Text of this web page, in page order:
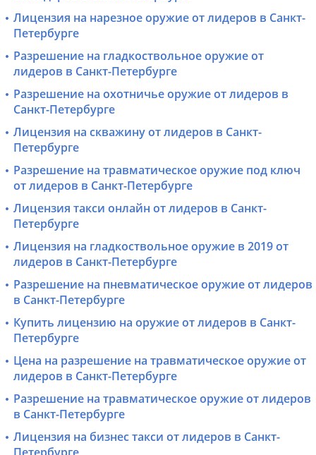
Лицензия на нарезное оружие от лидеров в Санкт-
Петербурге
Разрешение на гладкоствольное оружие от
лидеров в Санкт-Петербурге
Разрешение на охотничье оружие от лидеров в
Санкт-Петербурге
Лицензия на скважину от лидеров в Санкт-
Петербурге
Разрешение на травматическое оружие под ключ
от лидеров в Санкт-Петербурге
Лицензия такси онлайн от лидеров в Санкт-
Петербурге
Лицензия на гладкоствольное оружие в 2019 от
лидеров в Санкт-Петербурге
Разрешение на пневматическое оружие от лидеров
в Санкт-Петербурге
Купить лицензию на оружие от лидеров в Санкт-
Петербурге
Цена на разрешение на травматическое оружие от
лидеров в Санкт-Петербурге
Разрешение на травматическое оружие от лидеров
в Санкт-Петербурге
Лицензия на бизнес такси от лидеров в Санкт-